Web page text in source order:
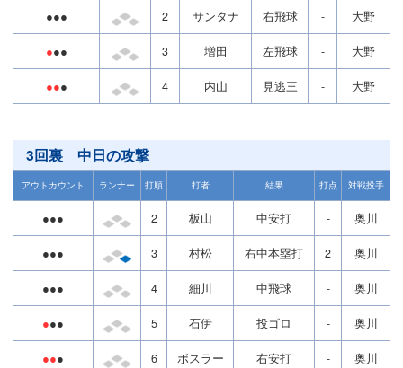
●●● 2 サンタナ 右飛球 - 大野
●●● 3 増田 左飛球 - 大野
●●● 4 内山 見逃三 - 大野
3回裏 中日の攻撃
アウトカウント ランナー 打順 打者 結果 打点 対戦投手
●●● 2 板山 中安打 - 奥川
●●● 3 村松 右中本塁打 2 奥川
●●● 4 細川 中飛球 - 奥川
●●● 5 石伊 投ゴロ - 奥川
●●● 6 ボスラー 右安打 - 奥川